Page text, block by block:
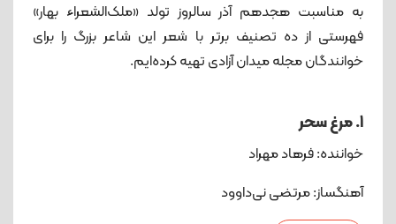
به مناسبت هجدهم آذر سالروز تولد «ملک‌الشعراء بهار»
فهرستی از ده تصنیف برتر با شعر این شاعر بزرگ را برای
خوانندگان مجله میدان آزادی تهیه کرده‌ایم.
1. مرغ سحر
خواننده: فرهاد مهراد
آهنگساز: مرتضی نی‌داوود